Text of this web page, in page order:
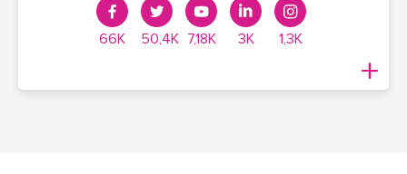
66K 50,4K 7,18K 3K 1,3K